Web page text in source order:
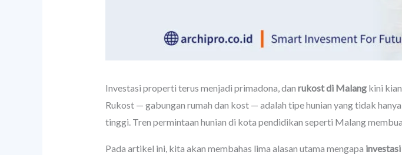
Investasi properti terus menjadi primadona, dan rukost di Malangkini kian
Rukost — gabungan rumah dan kost — adalah tipe hunian yang tidak
tinggi. Tren permintaan hunian di kota pendidikan seperti Malang
Pada artikel ini, kita akan membahas lima alasan utama mengapa